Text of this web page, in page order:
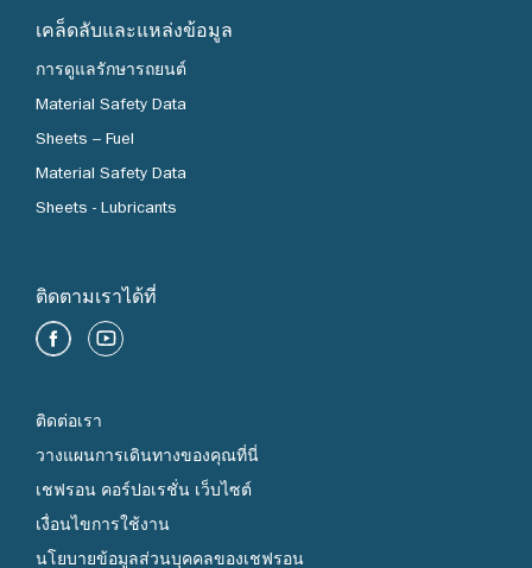
ส่งเสริมการขาย)
8. สามารถดูรายชื่อสถานีฯที่ร่วมรายการสำหรับส่วนลด
ปั๊มคาลเท็กซ์ที่มีน้ำมันพาวเวอร์ดีเซล
สำหรับผลิตภัณฑ์น้ำมันคาลเท๊กซ์ เทครอน โกลด์ 95
คาลเท๊กซ์ เทครอน โกลด 95
ส่วนลดน้ำมันภายในเวลาดังกล่าวจะไม่สามารถใช้คูปอง
ส่วนลดได้อีก
อื่นได้
รสตาร์การ์ด (Star Card) หรือการชำระเงินผ่าน
แอปพลิเคชัน CaltexGO ได้
เคล็ดลับและแหล่งข้อมูล
การดูแลรักษารถยนต์
Material Safety Data
Sheets – Fuel
Material Safety Data
Sheets - Lubricants
ติดตามเราได้ที่
ติดต่อเรา
วางแผนการเดินทางของคุณที่นี่
เชฟรอน คอร์ปอเรชั่น เว็บไซต์
เงื่อนไขการใช้งาน
นโยบายข้อมูลส่วนบุคคลของเชฟรอน